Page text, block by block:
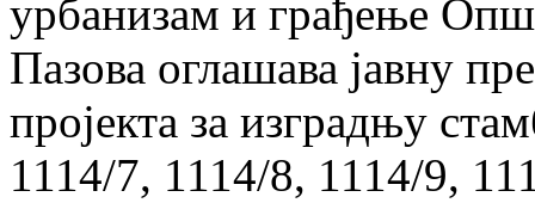
урбанизам и грађење
Пазова оглашава јавну
пројекта за изградњу
1114/7, 1114/8, 1114/9,